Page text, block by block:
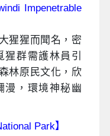
Impenetrable
猩猩而聞名，密
群需護林員引
林原民文化，欣
漫，環境神秘幽
Park】